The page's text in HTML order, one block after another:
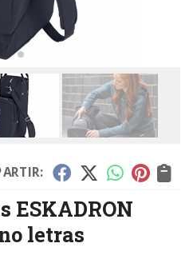
ESKADRON
letras